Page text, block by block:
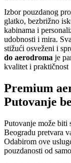
Izbor pouzdanog
glatko, bezbrižno
kabinama i
udobnosti i mira.
stižući osveženi i
do aerodroma je
kvalitet i praktičnost
Premium
Putovanje
Putovanje može biti
Beogradu pretvara
Odabirom ove
pouzdanosti od